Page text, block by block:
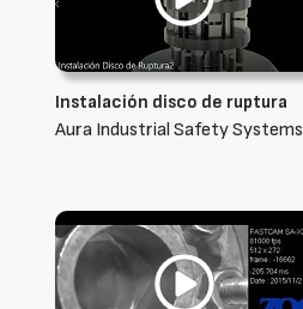
Instalación disco de ruptura
Aura Industrial Safety Systems